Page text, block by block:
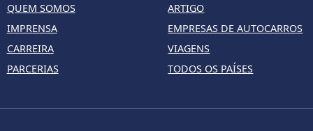
QUEM SOMOS
IMPRENSA
CARREIRA
PARCERIAS
ARTIGO
EMPRESAS DE AUTOCARROS
VIAGENS
TODOS OS PAÍSES